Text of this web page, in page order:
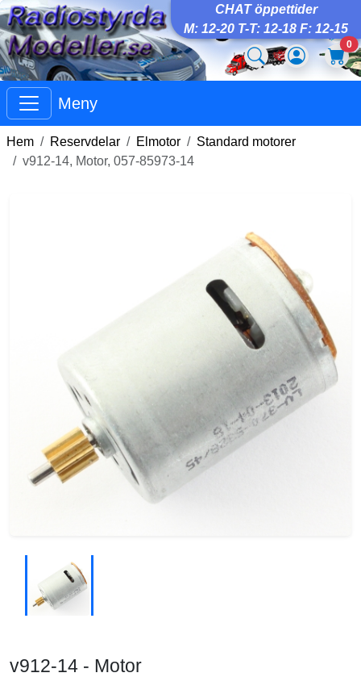
CHAT öppettider
M: 12-20 T-T: 12-18 F: 12-15
0
Meny
Hem Reservdelar Elmotor
Standard motorer
v912-14, Motor, 057-85973-14
v912-14 - Motor